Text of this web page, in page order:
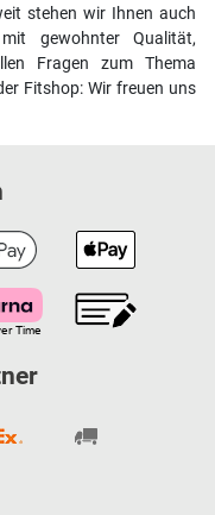
stehen wir Ihnen auch
gewohnter Qualität,
Fragen zum Thema
Fitshop: Wir freuen uns